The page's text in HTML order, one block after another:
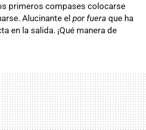
primeros compases colocarse
Alucinante el por fuera que ha
en la salida. ¡Qué manera de